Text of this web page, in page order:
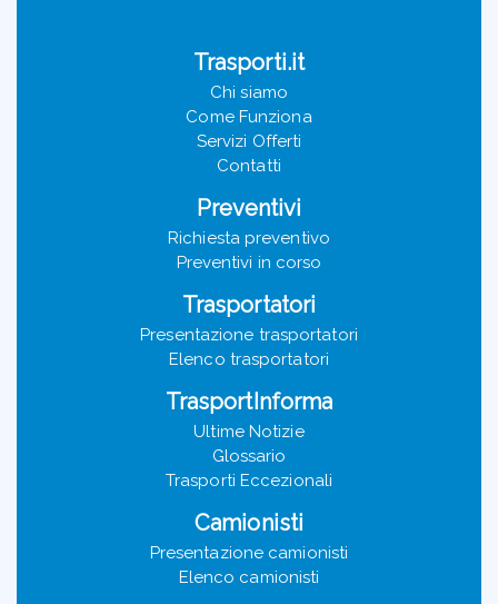
Trasporti.it
Chi siamo
Come Funziona
Servizi Offerti
Contatti
Preventivi
Richiesta preventivo
Preventivi in corso
Trasportatori
Presentazione trasportatori
Elenco trasportatori
TrasportInforma
Ultime Notizie
Glossario
Trasporti Eccezionali
Camionisti
Presentazione camionisti
Elenco camionisti